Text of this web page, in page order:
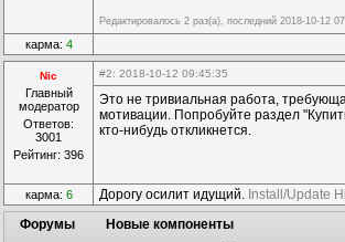
Редактировалось 2 раз(а), последний 2018-10-12
карма: 4
Nic
Главный
модератор
Ответов:
3001
Рейтинг: 396
#2: 2018-10-12 09:45:35
Это не тривиальная работа,
мотивации. Попробуйте раздел
кто-нибудь откликнется.
карма: 6 Дорогу осилит идущий. Install/Update
Форумы
Новые компоненты